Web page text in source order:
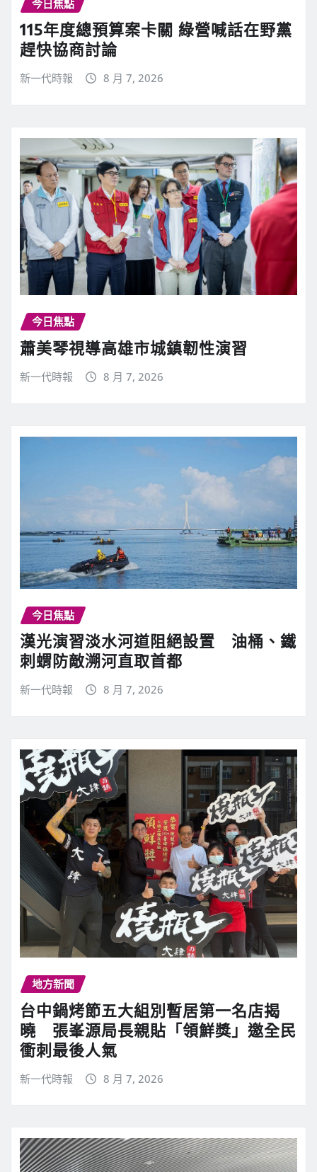
今日焦點
115年度總預算案卡關 綠營喊話在野黨
趕快協商討論
新一代時報 8 月 7, 2026
今日焦點
蕭美琴視導高雄市城鎮韌性演習
新一代時報 8 月 7, 2026
今日焦點
漢光演習淡水河道阻絕設置 油桶、鐵
刺蝟防敵溯河直取首都
新一代時報 8 月 7, 2026
地方新聞
台中鍋烤節五大組別暫居第一名店揭
曉 張峯源局長親貼「領鮮獎」邀全民
衝刺最後人氣
新一代時報 8 月 7, 2026